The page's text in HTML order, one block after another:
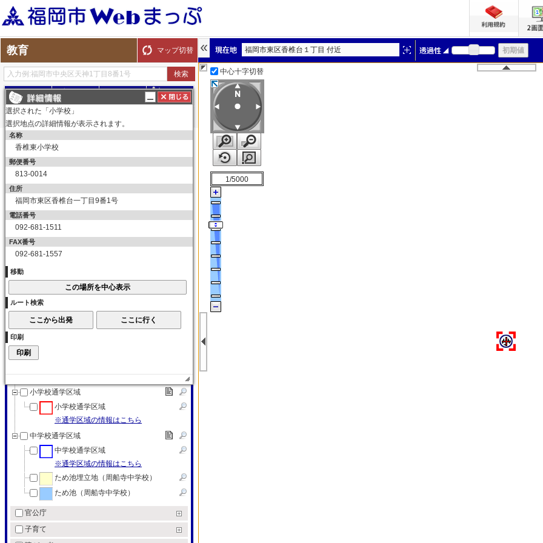
教育 マップ切替
探す ルート
教育
小学校
小学校
中学校
高等学校
大学
各種学校
各種学校
特別支援学校
教育（その他）
教育（その他）
小学校通学区域
小学校通学区域
※通学区域の情報はこちら
中学校通学区域
中学校通学区域
※通学区域の情報はこちら
ため池埋立地（周船寺中学校）
ため池（周船寺中学校）
官公庁
子育て
福岡市東区香椎台１丁目 付近
中心十字切替
1/5000
選択された「小学校」
選択地点の詳細情報が表示されます。
名称
香椎東小学校
郵便番号
813-0014
住所
福岡市東区香椎台一丁目9番1号
電話番号
092-681-1511
FAX番号
092-681-1557
移動
ルート検索
印刷